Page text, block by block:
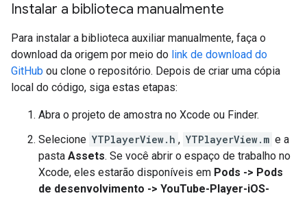
Instalar a biblioteca manualmente
Para instalar a biblioteca auxiliar manualmente, faça o
download da origem por meio do link de download do
GitHub ou clone o repositório. Depois de criar uma cópia
local do código, siga estas etapas:
Abra o projeto de amostra no Xcode ou Finder.
Selecione YTPlayerView.h , YTPlayerView.m e a
pasta Assets. Se você abrir o espaço de trabalho no
Xcode, eles estarão disponíveis em Pods -> Pods
de desenvolvimento -> YouTube-Player-iOS-